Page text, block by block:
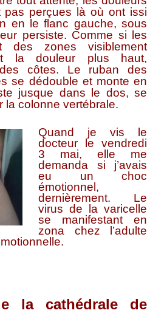
pas perçues là où ont issi
en le flanc gauche, sous
persiste. Comme si les
des zones visiblement
la douleur plus haut,
côtes. Le ruban des
se dédouble et monte en
jusque dans le dos, se
la colonne vertébrale.
Quand je vis le
docteur le vendredi
3 mai, elle me
demanda si j’avais
eu un choc
émotionnel,
dernièrement. Le
virus de la varicelle
se manifestant en
zona chez l’adulte
la cathédrale de